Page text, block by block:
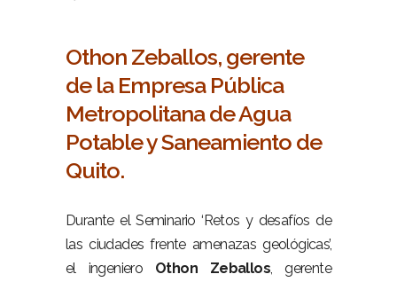
Othon Zeballos, gerente
de la Empresa Pública
Metropolitana de Agua
Potable y Saneamiento de
Quito.
Durante el Seminario ‘Retos y desafíos de
las ciudades frente amenazas geológicas’,
el ingeniero Othon Zeballos, gerente